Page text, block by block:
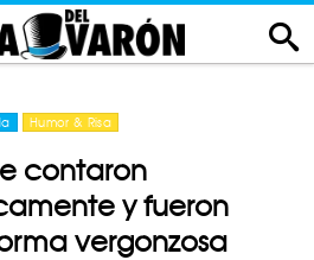
Humor & Risa
contaron
y fueron
vergonzosa